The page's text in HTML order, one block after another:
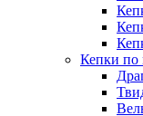
Кепки по